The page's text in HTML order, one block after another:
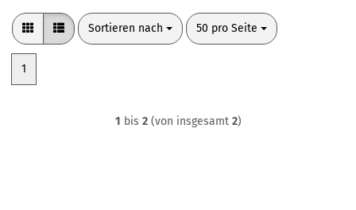
Sortieren nach
Sortieren nach 50 pro Seite
pro Seite
1
1 bis 2(von insgesamt 2)